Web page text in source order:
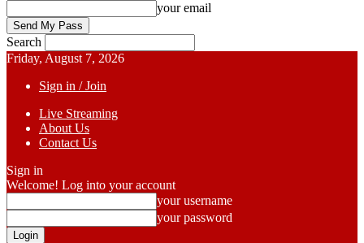
your email
Search
Friday, August 7, 2026
Sign in / Join
Live Streaming
About Us
Contact Us
Sign in
Welcome! Log into your account
your username
your password